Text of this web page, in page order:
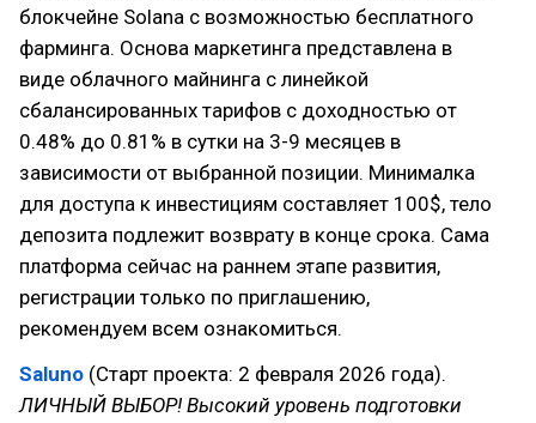
блокчейне Solana с возможностью бесплатного
фарминга. Основа маркетинга представлена в
виде облачного майнинга с линейкой
сбалансированных тарифов с доходностью от
0.48% до 0.81% в сутки на 3-9 месяцев в
зависимости от выбранной позиции. Минималка
для доступа к инвестициям составляет 100$, тело
депозита подлежит возврату в конце срока. Сама
платформа сейчас на раннем этапе развития,
регистрации только по приглашению,
рекомендуем всем ознакомиться.
Saluno (Старт проекта: 2 февраля 2026 года).
ЛИЧНЫЙ ВЫБОР! Высокий уровень подготовки